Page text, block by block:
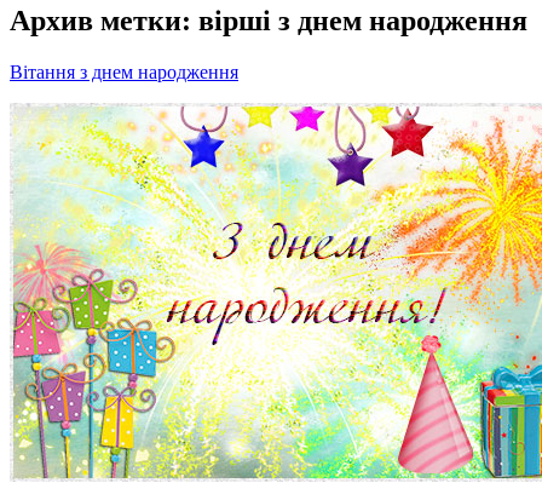
Архив метки: вірші з днем народження
Вітання з днем народження